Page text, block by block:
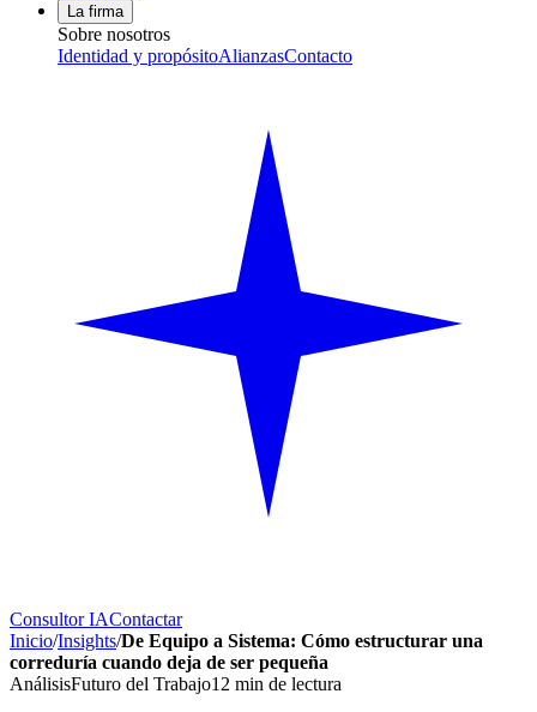
La firma
Sobre nosotros
Identidad y propósitoAlianzasContacto
Consultor IAContactar
Inicio/Insights/De Equipo a Sistema: Cómo estructurar una
correduría cuando deja de ser pequeña
AnálisisFuturo del Trabajo12 min de lectura